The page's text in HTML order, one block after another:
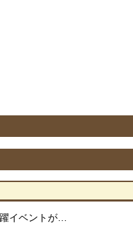
イベントが…